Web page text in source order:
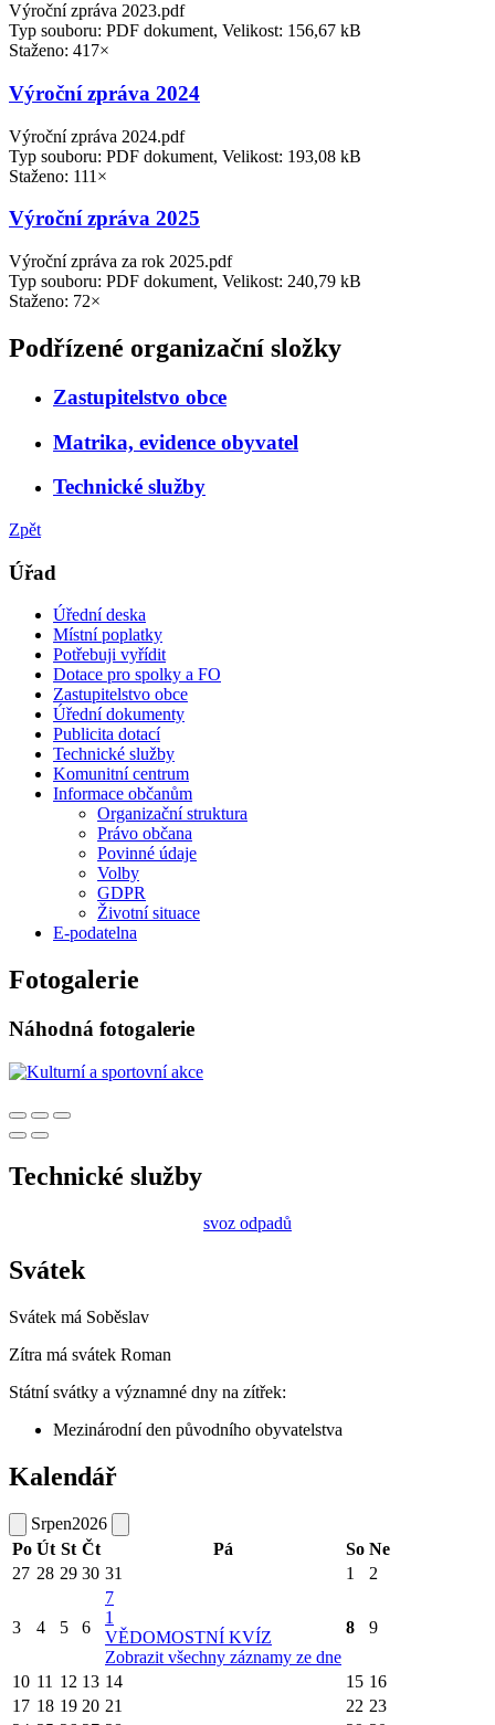
Výroční zpráva 2023.pdf
Typ souboru: PDF dokument, Velikost: 156,67 kB
Staženo: 417×
Výroční zpráva 2024
Výroční zpráva 2024.pdf
Typ souboru: PDF dokument, Velikost: 193,08 kB
Staženo: 111×
Výroční zpráva 2025
Výroční zpráva za rok 2025.pdf
Typ souboru: PDF dokument, Velikost: 240,79 kB
Staženo: 72×
Podřízené organizační složky
Zastupitelstvo obce
Matrika, evidence obyvatel
Technické služby
Zpět
Úřad
Úřední deska
Místní poplatky
Potřebuji vyřídit
Dotace pro spolky a FO
Zastupitelstvo obce
Úřední dokumenty
Publicita dotací
Technické služby
Komunitní centrum
Informace občanům
Organizační struktura
Právo občana
Povinné údaje
Volby
GDPR
Životní situace
E-podatelna
Fotogalerie
Náhodná fotogalerie
Technické služby
svoz odpadů
Svátek
Svátek má Soběslav
Zítra má svátek Roman
Státní svátky a významné dny na zítřek:
Mezinárodní den původního obyvatelstva
Kalendář
Srpen2026
Po Út St Čt Pá So Ne
27 28 29 30 31 1 2
3 4 5 6
7
1
VĚDOMOSTNÍ KVÍZ
Zobrazit všechny záznamy ze dne
8 9
10 11 12 13 14 15 16
17 18 19 20 21 22 23